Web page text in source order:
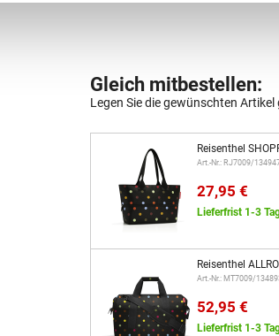
Gleich mitbestellen:
Legen Sie die gewünschten
Reisenthel
Art.-Nr.: RJ7009/
27,95 €
Lieferfrist 1-3
Reisenthel
Art.-Nr.: MT7009/
52,95 €
Lieferfrist 1-3